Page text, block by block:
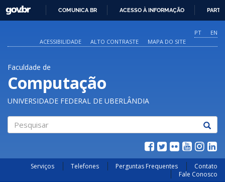
O
CONTEÚDO
GOVBR
COMUNICA BR ACESSO À INFORMAÇÃO
PT
EN
ACESSIBILIDADE
ALTO CONTRASTE MAPA DO SITE
Faculdade de
Computação
UNIVERSIDADE FEDERAL DE UBERLÂNDIA
Serviços Telefones Perguntas Frequentes
Contato
Fale Conosco